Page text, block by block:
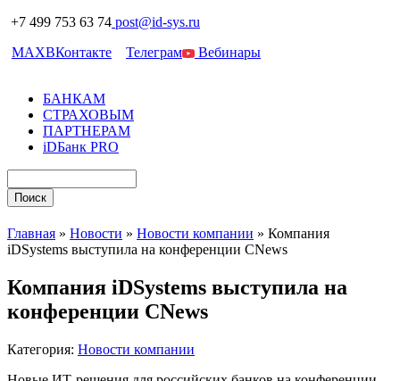
+7 499 753 63 74 post@id-sys.ru
MAXВКонтакте Телеграм Вебинары
БАНКАМ
СТРАХОВЫМ
ПАРТНЕРАМ
iDБанк PRO
Главная » Новости » Новости компании » Компания
iDSystems выступила на конференции CNews
Компания iDSystems выступила на
конференции CNews
Категория: Новости компании